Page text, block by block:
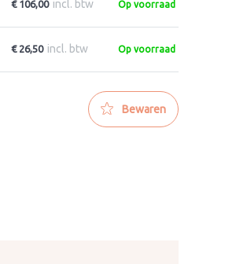
€ 106,00 incl. btw Op voorraad
€ 26,50 incl. btw Op voorraad
Bewaren